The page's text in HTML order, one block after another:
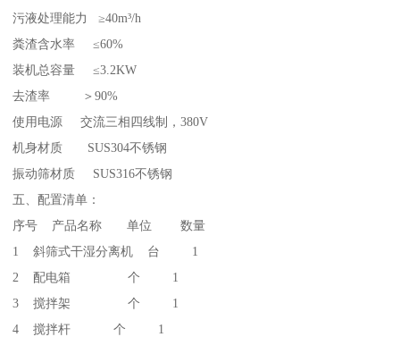
污液处理能力 ≥40m³/h
粪渣含水率 ≤60%
装机总容量 ≤3.2KW
去渣率 ＞90%
使用电源 交流三相四线制，380V
机身材质 SUS304不锈钢
振动筛材质 SUS316不锈钢
五、配置清单：
序号 产品名称 单位 数量
1 斜筛式干湿分离机 台 1
2 配电箱 个 1
3 搅拌架 个 1
4 搅拌杆 个 1